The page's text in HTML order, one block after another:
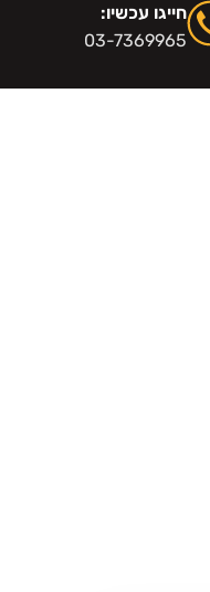
חייגו עכשיו:
03-7369965